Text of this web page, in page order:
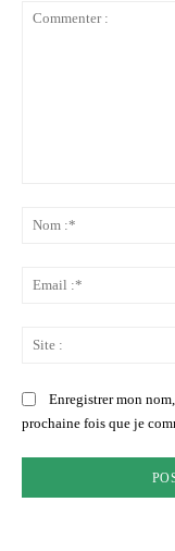
Enregistrer mon
prochaine fois que je